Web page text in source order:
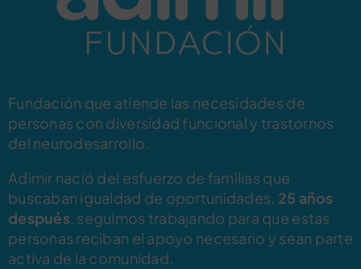
Fundación que atiende las necesidades de
personas con diversidad funcional y trastornos
del neurodesarrollo.
Adimir nació del esfuerzo de familias que
buscaban igualdad de oportunidades. 25 años
después, seguimos trabajando para que estas
personas reciban el apoyo necesario y sean parte
activa de la comunidad.